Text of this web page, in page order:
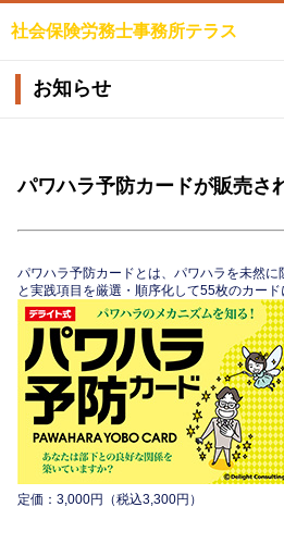
社会保険労務士事務所テラス
お知らせ
パワハラ予防カードが販売さ
パワハラ予防カードとは、パワハラを未然
と実践項目を厳選・順序化して55枚のカード
定価：3,000円（税込3,300円）